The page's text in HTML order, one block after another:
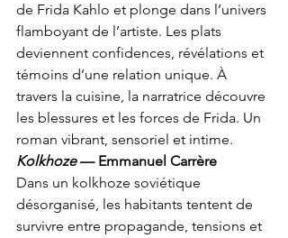
de Frida Kahlo et plonge dans l’univers
flamboyant de l’artiste. Les plats
deviennent confidences, révélations et
témoins d’une relation unique. À
travers la cuisine, la narratrice découvre
les blessures et les forces de Frida. Un
roman vibrant, sensoriel et intime.
Kolkhoze — Emmanuel Carrère
Dans un kolkhoze soviétique
désorganisé, les habitants tentent de
survivre entre propagande, tensions et